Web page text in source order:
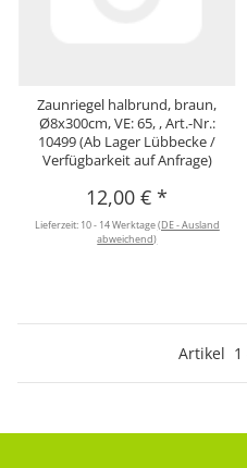
Zaunriegel halbrund, braun,
Ø8x300cm, VE: 65, , Art.-Nr.:
10499 (Ab Lager Lübbecke /
Verfügbarkeit auf Anfrage)
12,00 €*
Lieferzeit: 10 - 14 Werktage(DE - Ausland
abweichend)
Artikel 1